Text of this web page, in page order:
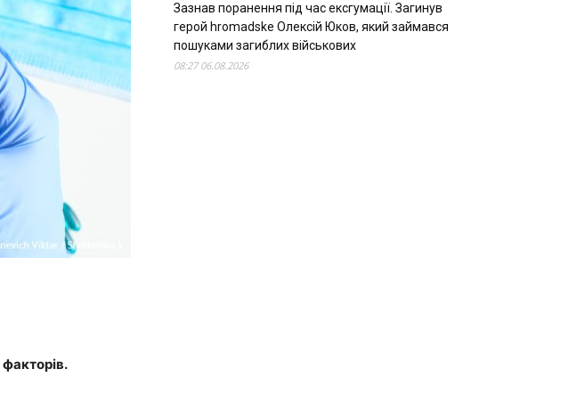
Зазнав поранення під час ексгумації. Загинув
герой hromadske Олексій Юков, який займався
пошуками загиблих військових
08:27 06.08.2026